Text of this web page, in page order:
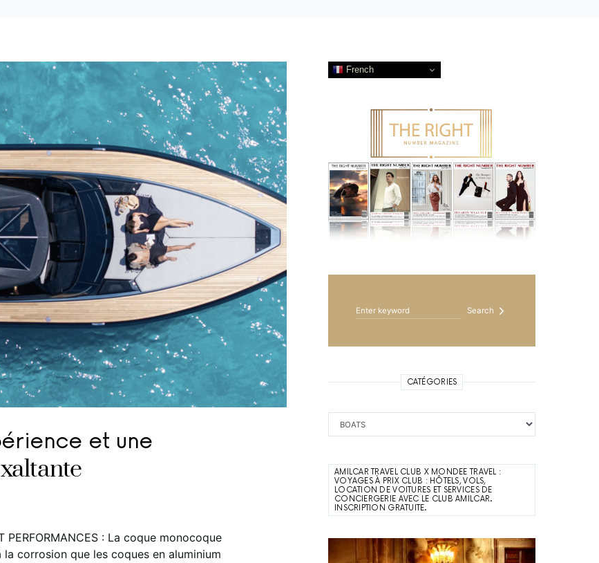
et une
PERFORMANCES : La coque monocoque
corrosion que les coques en aluminium
French
Search
CATÉGORIES
AMILCAR TRAVEL CLUB X MONDEE TRAVEL :
VOYAGES À PRIX CLUB : HÔTELS, VOLS,
LOCATION DE VOITURES ET SERVICES DE
CONCIERGERIE AVEC LE CLUB AMILCAR.
INSCRIPTION GRATUITE.